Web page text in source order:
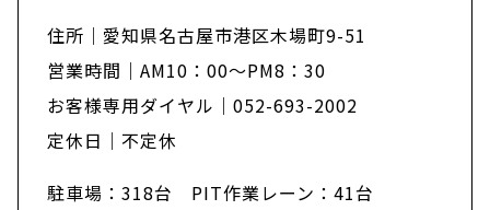
住所｜愛知県名古屋市港区木場町9-51
営業時間｜AM10：00～PM8：30
お客様専用ダイヤル｜052-693-2002
定休日｜不定休
駐車場：318台 PIT作業レーン：41台